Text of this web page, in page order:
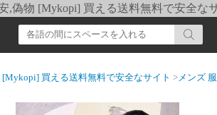
,偽物 [Mykopi] 買える送料無料で安全な
買える送料無料で安全なサイト >メンズ 服